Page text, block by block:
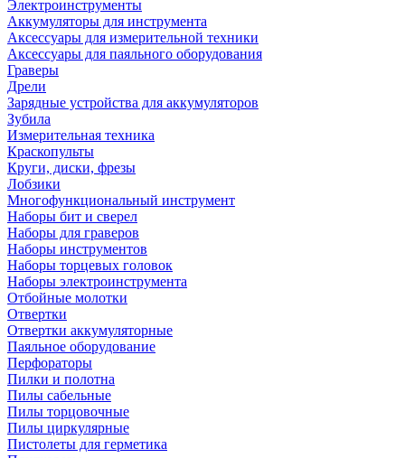
Электроинструменты
Аккумуляторы для инструмента
Аксессуары для измерительной техники
Аксессуары для паяльного оборудования
Граверы
Дрели
Зарядные устройства для аккумуляторов
Зубила
Измерительная техника
Краскопульты
Круги, диски, фрезы
Лобзики
Многофункциональный инструмент
Наборы бит и сверел
Наборы для граверов
Наборы инструментов
Наборы торцевых головок
Наборы электроинструмента
Отбойные молотки
Отвертки
Отвертки аккумуляторные
Паяльное оборудование
Перфораторы
Пилки и полотна
Пилы сабельные
Пилы торцовочные
Пилы циркулярные
Пистолеты для герметика